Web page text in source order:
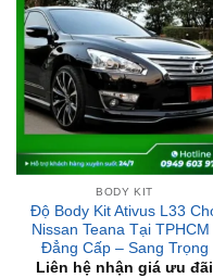
BODY KIT
Độ Body Kit Ativus L33 Cho
Nissan Teana Tại TPHCM
Đẳng Cấp – Sang Trọng
Liên hệ nhận giá ưu đãi